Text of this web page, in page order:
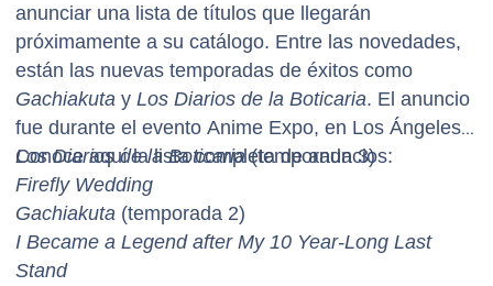
anunciar una lista de títulos que llegarán
próximamente a su catálogo. Entre las novedades,
están las nuevas temporadas de éxitos como
Gachiakuta y Los Diarios de la Boticaria. El anuncio
fue durante el evento Anime Expo, en Los Ángeles.
Conoce aquí la lista completa de anuncios:
Los Diarios de la Boticaria(temporada 3)
Firefly Wedding
Gachiakuta (temporada 2)
I Became a Legend after My 10 Year-Long Last
Stand